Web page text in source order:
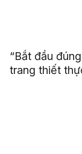
“Bắt đầu
trang thiết